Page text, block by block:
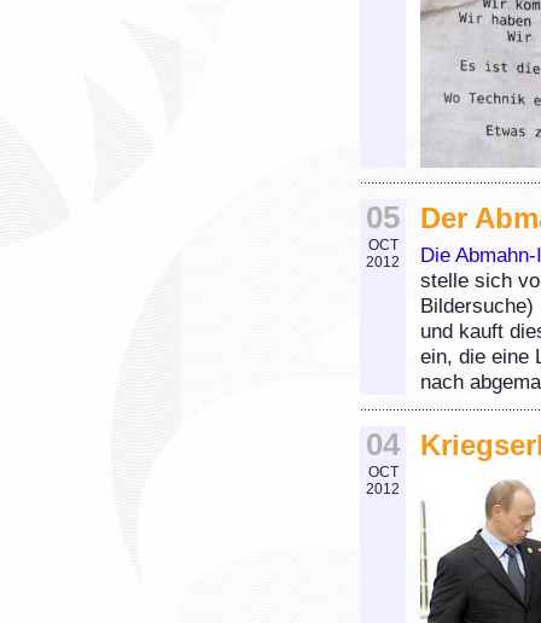
05
OCT
2012
Der
Die
stelle sich
Bildersuche)
und kauft
ein, die eine
nach
04
OCT
2012